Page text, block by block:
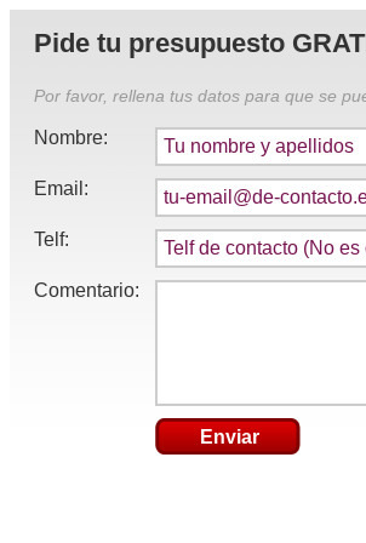
Pide tu presupuesto
Por favor, rellena tus datos para que se
Nombre:
Email:
Telf:
Comentario:
Enviar